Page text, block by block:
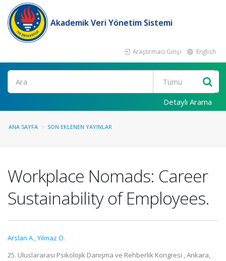
Akademik Veri Yönetim Sistemi
Araştırmacı Girişi English
Ara
Detaylı Arama
ANA SAYFA SON EKLENEN YAYINLAR
Workplace Nomads: Career
Sustainability of Employees.
Arslan A.,Yılmaz O.
25. Uluslararası Psikolojik Danışma ve Rehberlik Kongresi , Ankara,